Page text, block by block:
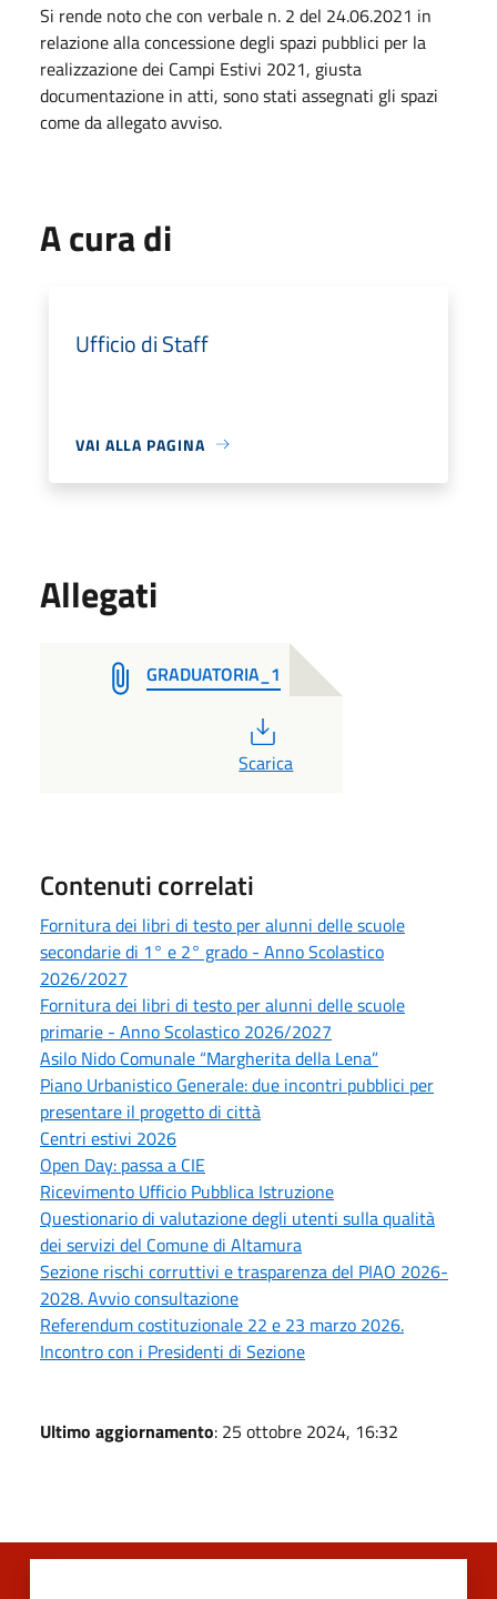
Si rende noto che con verbale n. 2 del 24.06.2021 in
relazione alla concessione degli spazi pubblici per la
realizzazione dei Campi Estivi 2021, giusta
documentazione in atti, sono stati assegnati gli spazi
come da allegato avviso.
A cura di
Ufficio di Staff
VAI ALLA PAGINA
Allegati
GRADUATORIA_1
Scarica
Contenuti correlati
Fornitura dei libri di testo per alunni delle scuole
secondarie di 1° e 2° grado - Anno Scolastico
2026/2027
Fornitura dei libri di testo per alunni delle scuole
primarie - Anno Scolastico 2026/2027
Asilo Nido Comunale “Margherita della Lena”
Piano Urbanistico Generale: due incontri pubblici per
presentare il progetto di città
Centri estivi 2026
Open Day: passa a CIE
Ricevimento Ufficio Pubblica Istruzione
Questionario di valutazione degli utenti sulla qualità
dei servizi del Comune di Altamura
Sezione rischi corruttivi e trasparenza del PIAO 2026-
2028. Avvio consultazione
Referendum costituzionale 22 e 23 marzo 2026.
Incontro con i Presidenti di Sezione
Ultimo aggiornamento: 25 ottobre 2024, 16:32